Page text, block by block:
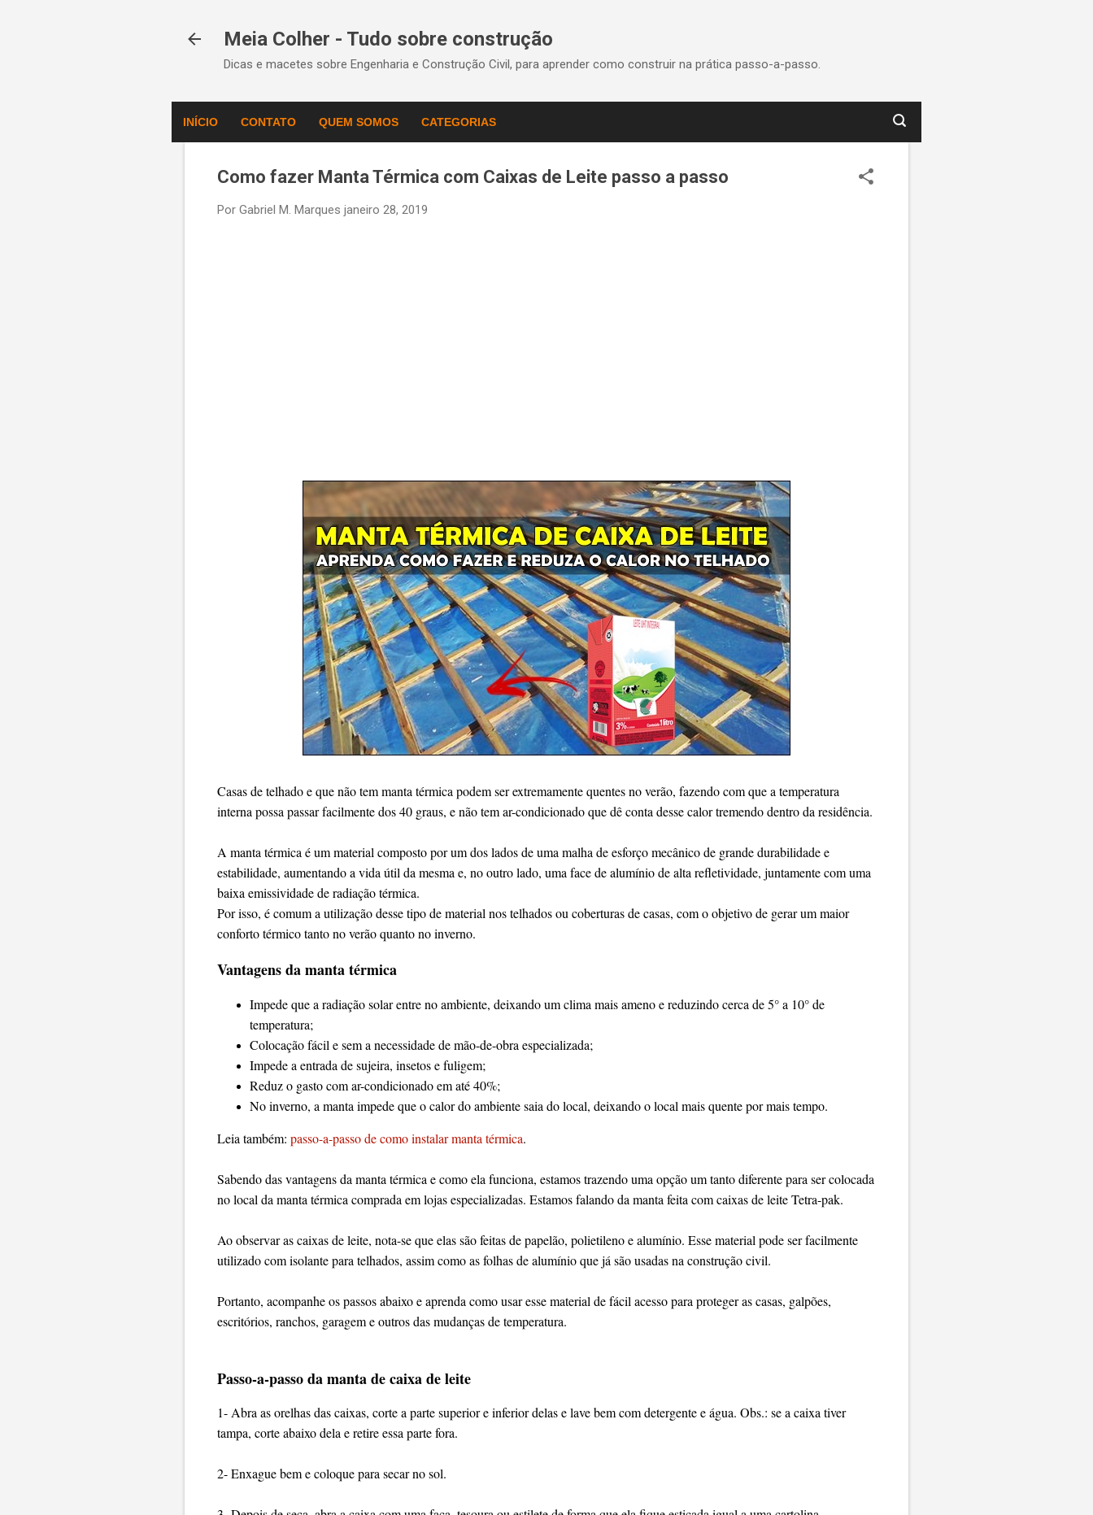
Meia Colher - Tudo sobre construção
Dicas e macetes sobre Engenharia e Construção Civil, para aprender como construir na prática passo-a-passo.
INÍCIO CONTATO QUEM SOMOS CATEGORIAS
Como fazer Manta Térmica com Caixas de Leite passo a passo
Por Gabriel M. Marques janeiro 28, 2019
Casas de telhado e que não tem manta térmica podem ser extremamente quentes no verão, fazendo com que a temperatura
interna possa passar facilmente dos 40 graus, e não tem ar-condicionado que dê conta desse calor tremendo dentro da residência.
A manta térmica é um material composto por um dos lados de uma malha de esforço mecânico de grande durabilidade e
estabilidade, aumentando a vida útil da mesma e, no outro lado, uma face de alumínio de alta refletividade, juntamente com uma
baixa emissividade de radiação térmica.
Por isso, é comum a utilização desse tipo de material nos telhados ou coberturas de casas, com o objetivo de gerar um maior
conforto térmico tanto no verão quanto no inverno.
Vantagens da manta térmica
Impede que a radiação solar entre no ambiente, deixando um clima mais ameno e reduzindo cerca de 5° a 10° de
temperatura;
Colocação fácil e sem a necessidade de mão-de-obra especializada;
Impede a entrada de sujeira, insetos e fuligem;
Reduz o gasto com ar-condicionado em até 40%;
No inverno, a manta impede que o calor do ambiente saia do local, deixando o local mais quente por mais tempo.
Leia também: passo-a-passo de como instalar manta térmica.
Sabendo das vantagens da manta térmica e como ela funciona, estamos trazendo uma opção um tanto diferente para ser colocada
no local da manta térmica comprada em lojas especializadas. Estamos falando da manta feita com caixas de leite Tetra-pak.
Ao observar as caixas de leite, nota-se que elas são feitas de papelão, polietileno e alumínio. Esse material pode ser facilmente
utilizado com isolante para telhados, assim como as folhas de alumínio que já são usadas na construção civil.
Portanto, acompanhe os passos abaixo e aprenda como usar esse material de fácil acesso para proteger as casas, galpões,
escritórios, ranchos, garagem e outros das mudanças de temperatura.
Passo-a-passo da manta de caixa de leite
1- Abra as orelhas das caixas, corte a parte superior e inferior delas e lave bem com detergente e água. Obs.: se a caixa tiver
tampa, corte abaixo dela e retire essa parte fora.
2- Enxague bem e coloque para secar no sol.